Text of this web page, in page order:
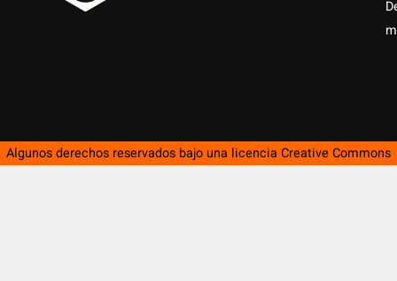
Algunos derechos reservados bajo una licencia Creative Commons